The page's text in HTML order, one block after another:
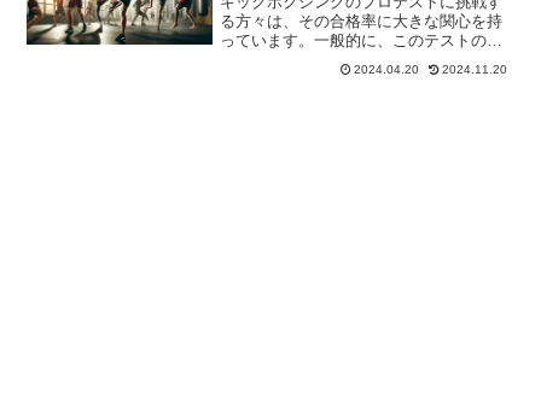
る方々は、その合格率に大きな関心を持
っています。一般的に、このテストの合
者の準備度によって大きく左右されるこ
2024.04.20 2024.11.20